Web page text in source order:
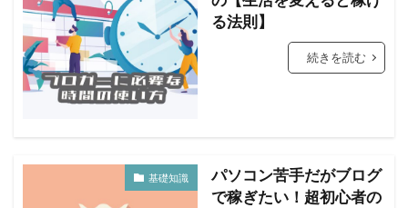
る法則】
続きを読む
基礎知識
パソコン苦手だがブログ
で稼ぎたい！超初心者の